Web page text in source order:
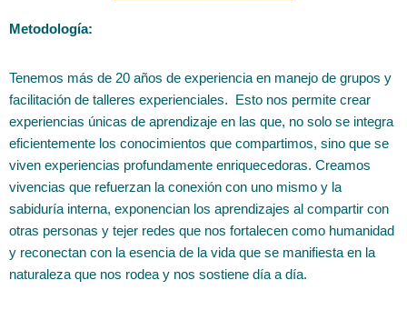
Metodología:
Tenemos más de 20 años de experiencia en manejo de grupos y
facilitación de talleres experienciales. Esto nos permite crear
experiencias únicas de aprendizaje en las que, no solo se integra
eficientemente los conocimientos que compartimos, sino que se
viven experiencias profundamente enriquecedoras. Creamos
vivencias que refuerzan la conexión con uno mismo y la
sabiduría interna, exponencian los aprendizajes al compartir con
otras personas y tejer redes que nos fortalecen como humanidad
y reconectan con la esencia de la vida que se manifiesta en la
naturaleza que nos rodea y nos sostiene día a día.